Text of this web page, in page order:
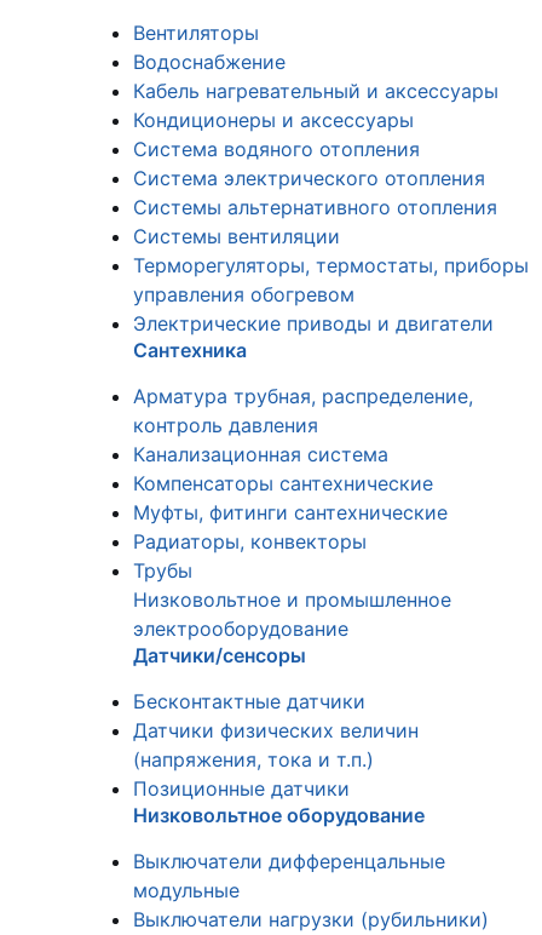
Вентиляторы
Водоснабжение
Кабель нагревательный и аксессуары
Кондиционеры и аксессуары
Система водяного отопления
Система электрического отопления
Системы альтернативного отопления
Системы вентиляции
Терморегуляторы, термостаты, приборы
управления обогревом
Электрические приводы и двигатели
Сантехника
Арматура трубная, распределение,
контроль давления
Канализационная система
Компенсаторы сантехнические
Муфты, фитинги сантехнические
Радиаторы, конвекторы
Трубы
Низковольтное и промышленное
электрооборудование
Датчики/сенсоры
Бесконтактные датчики
Датчики физических величин
(напряжения, тока и т.п.)
Позиционные датчики
Низковольтное оборудование
Выключатели дифференцальные
модульные
Выключатели нагрузки (рубильники)